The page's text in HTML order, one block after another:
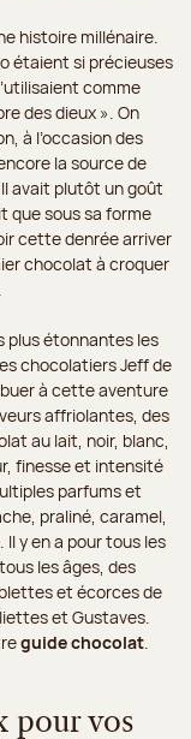
histoire millénaire.
étaient si précieuses
comme
des dieux ». On
à l’occasion des
la source de
avait plutôt un goût
que sous sa forme
cette denrée arriver
chocolat à croquer
plus étonnantes les
chocolatiers Jeff de
à cette aventure
affriolantes, des
au lait, noir, blanc,
finesse et intensité
parfums et
praliné, caramel,
y en a pour tous les
les âges, des
et écorces de
et Gustaves.
guide chocolat
pour vos